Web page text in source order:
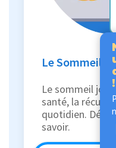
Le Sommeil
Le sommeil joue
santé, la
quotidien.
savoir.
!